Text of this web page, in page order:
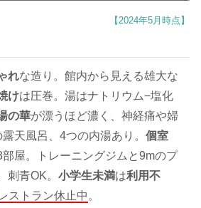
【2024年5月時点】
れな造り。館内から見える雄大な
けは圧巻。湯はナトリウム−塩化
の華が漂うほど濃く、神経痛や婦
天風呂、4つの内湯あり。 個室
部屋。トレーニングジムと9mのプ
刺青OK。 小学生未満は利用不
レストラン休止中。